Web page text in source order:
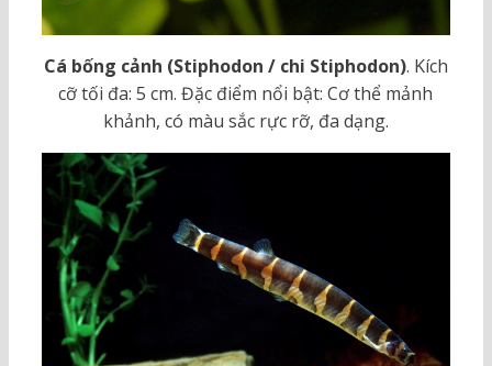
Cá bống cảnh (Stiphodon / chi Stiphodon). Kích
cỡ tối đa: 5 cm. Đặc điểm nổi bật: Cơ thể mảnh
khảnh, có màu sắc rực rỡ, đa dạng.